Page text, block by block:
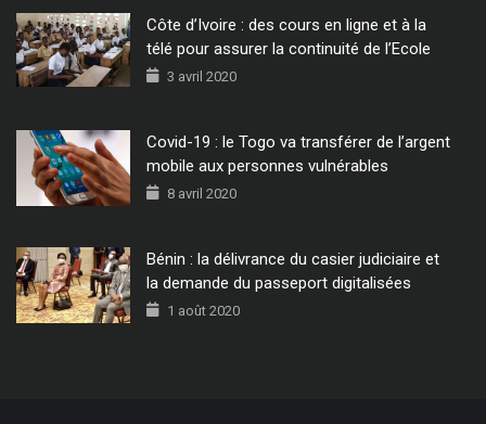
Côte d’Ivoire : des cours en ligne et à la
télé pour assurer la continuité de l’Ecole
3 avril 2020
Covid-19 : le Togo va transférer de l’argent
mobile aux personnes vulnérables
8 avril 2020
Bénin : la délivrance du casier judiciaire et
la demande du passeport digitalisées
1 août 2020